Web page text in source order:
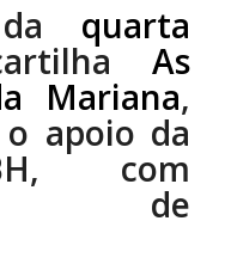
da quarta
As
Mariana,
apoio da
com
de